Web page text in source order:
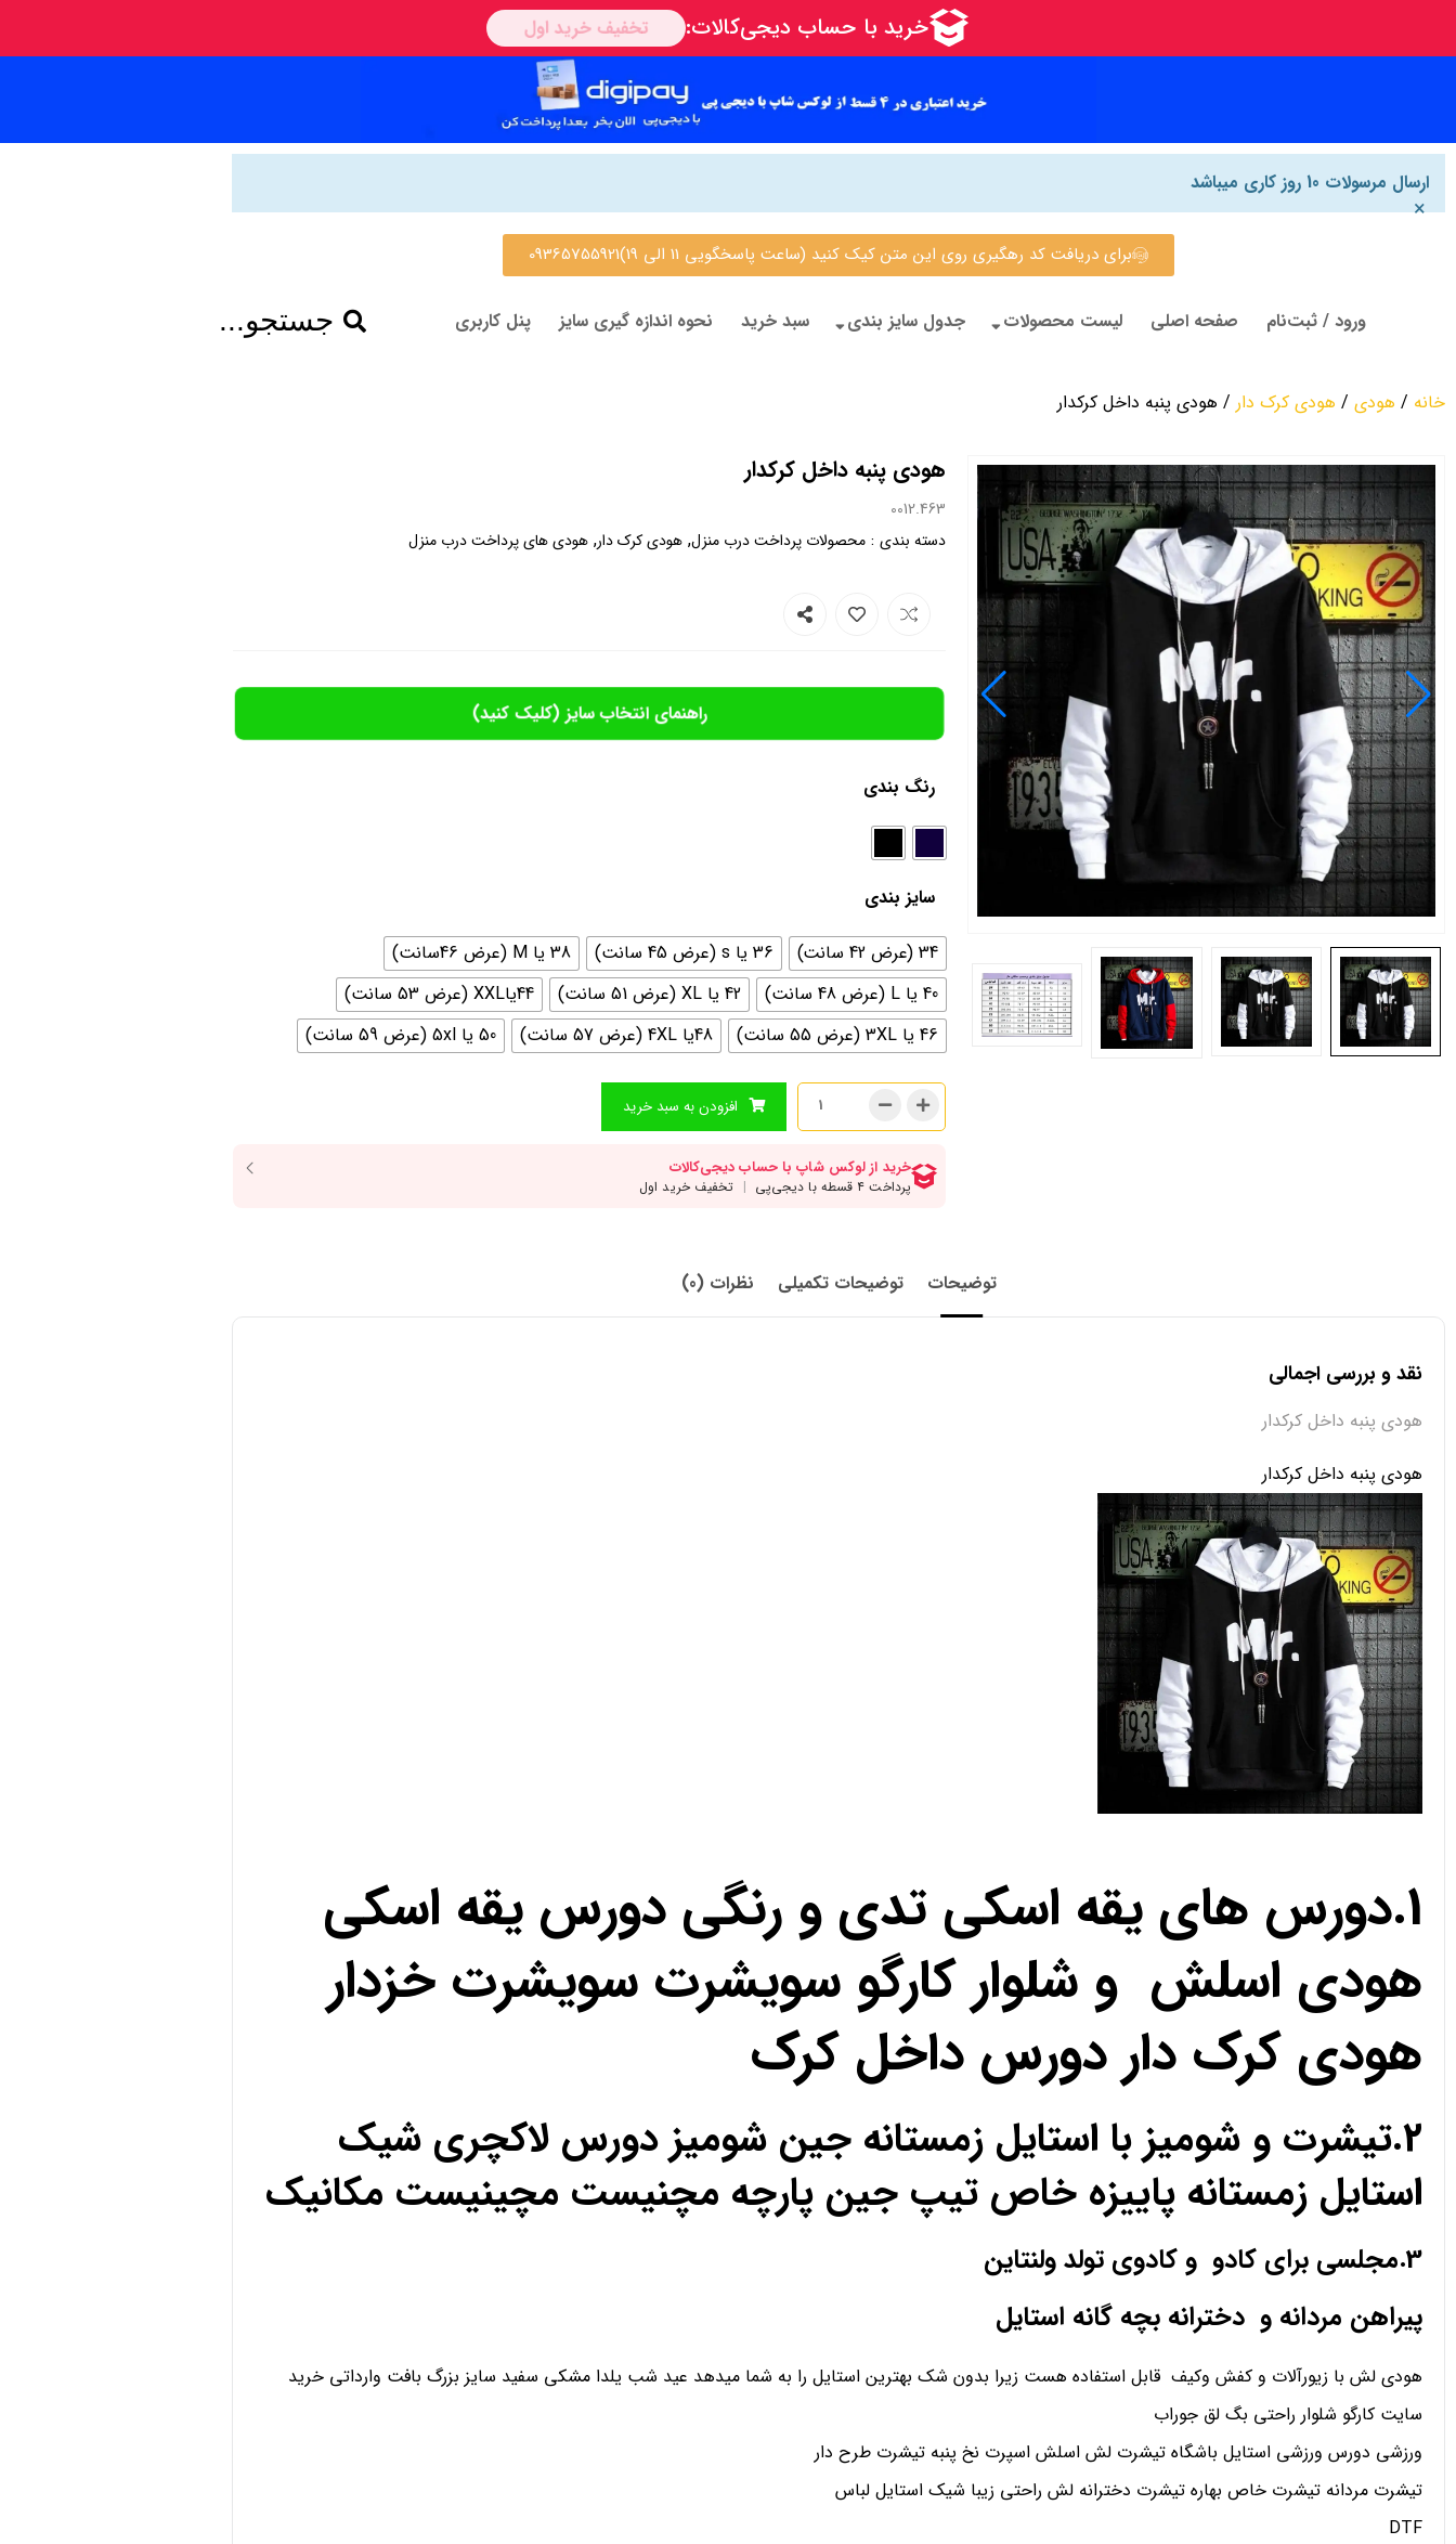
ارسال مرسولات 10 روز کاری میباشد
×
برای دریافت کد رهگیری روی این متن کیک کنید (ساعت پاسخگویی 11 الی 19)09365755921
ورود / ثبت‌نام صفحه اصلی لیست محصولات جدول سایز بندی سبد خرید نحوه اندازه گیری سایز پنل کاربری جستجو...
خانه / هودی / هودی کرک دار / هودی پنبه داخل کرکدار
هودی پنبه داخل کرکدار
0012.463
دسته بندی : محصولات پرداخت درب منزل, هودی کرک دار, هودی های پرداخت درب منزل
راهنمای انتخاب سایز (کلیک کنید)
رنگ بندی
سایز بندی
34 (عرض 42 سانت) 36 یا s (عرض 45 سانت)
38 یا M (عرض 46سانت)
40 یا L (عرض 48 سانت)
42 یا XL (عرض 51 سانت)
44یاXXL (عرض 53 سانت)
46 یا 3XL (عرض 55 سانت)
48یا 4XL (عرض 57 سانت) 50 یا 5xl (عرض 59 سانت)
افزودن به سبد خرید
توضیحات توضیحات تکمیلی نظرات (0)
نقد و بررسی اجمالی
هودی پنبه داخل کرکدار
هودی پنبه داخل کرکدار
1.دورس های یقه اسکی تدی و رنگی دورس یقه اسکی
هودی اسلش و شلوار کارگو سویشرت سویشرت خزدار
هودی کرک دار دورس داخل کرک
2.تیشرت و شومیز با استایل زمستانه جین شومیز دورس لاکچری شیک
استایل زمستانه پاییزه خاص تیپ جین پارچه مچنیست مچینیست مکانیک
3.مجلسی برای کادو و کادوی تولد ولنتاین
پیراهن مردانه و دخترانه بچه گانه استایل
هودی لش با زیورآلات و کفش وکیف قابل استفاده هست زیرا بدون شک بهترین استایل را به شما میدهد عید شب یلدا مشکی سفید سایز بزرگ بافت وارداتی خرید
سایت کارگو شلوار راحتی بگ لق جوراب
ورزشی دورس ورزشی استایل باشگاه تیشرت لش اسلش اسپرت نخ پنبه تیشرت طرح دار
تیشرت مردانه تیشرت خاص بهاره تیشرت دخترانه لش راحتی زیبا شیک استایل لباس
DTF